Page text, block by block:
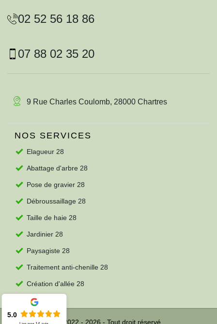
02 52 56 18 86
07 88 02 35 20
9 Rue Charles Coulomb, 28000 Chartres
NOS SERVICES
Elagueur 28
Abattage d'arbre 28
Pose de gravier 28
Débroussaillage 28
Taille de haie 28
Jardinier 28
Paysagiste 28
Traitement anti-chenille 28
Création d'allée 28
© 2022 - 2026 - Tout droit réservé
5.0